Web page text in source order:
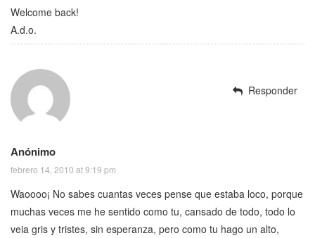
Welcome back!
A.d.o.
Anónimo
febrero 14, 2010 at 9:19 pm
Waoooo¡ No sabes cuantas veces pense que estaba loco, porque
muchas veces me he sentido como tu, cansado de todo, todo lo
veia gris y tristes, sin esperanza, pero como tu hago un alto,
Responder